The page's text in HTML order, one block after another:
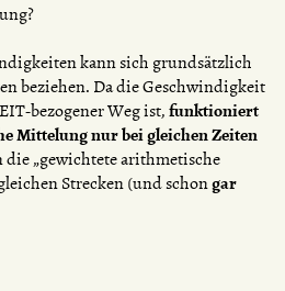
kann sich grundsätzlich
beziehen. Da die Geschwindigkeit
bezogener Weg ist,funktioniert
Mittelung nur bei gleichen Zeiten
„gewichtete arithmetische
Strecken (und schongar